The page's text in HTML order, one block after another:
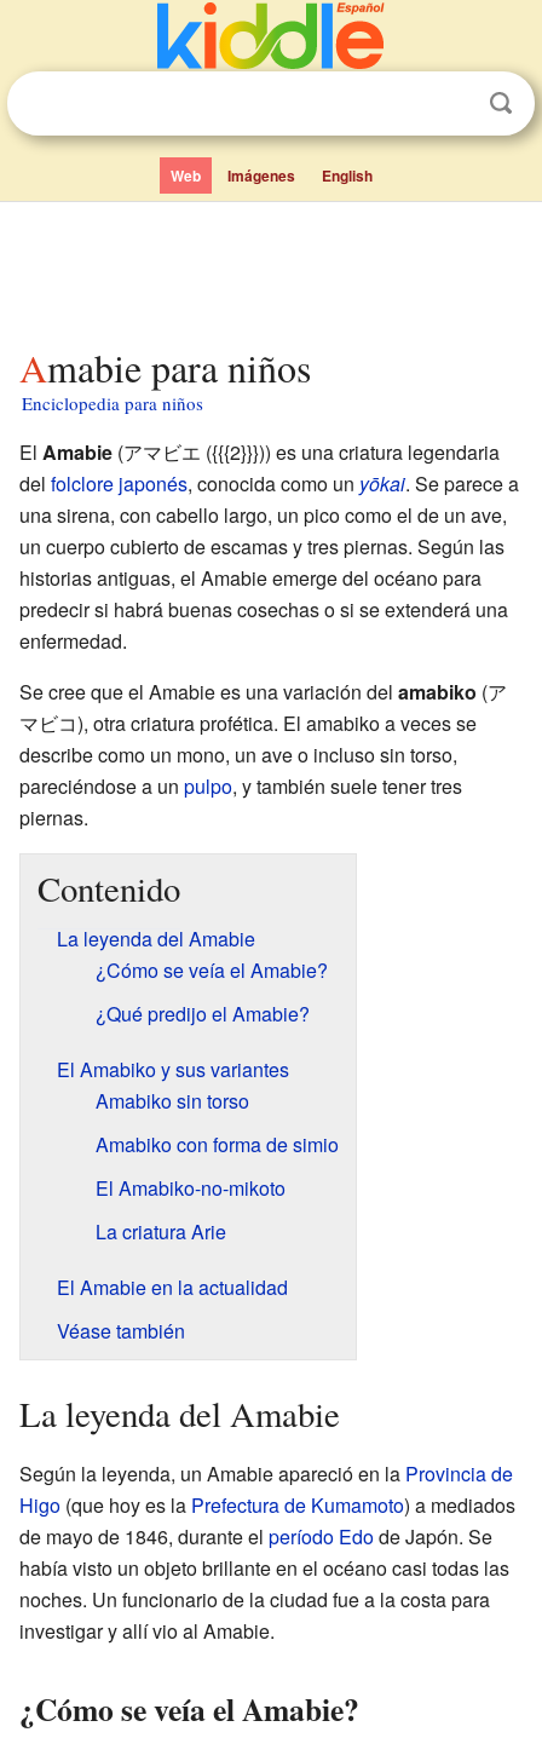
Web Imágenes English
Amabie para niños
Enciclopedia para niños
El Amabie (アマビエ ({{{2}}})) es una criatura legendaria
del folclore japonés, conocida como un yōkai. Se parece a
una sirena, con cabello largo, un pico como el de un ave,
un cuerpo cubierto de escamas y tres piernas. Según las
historias antiguas, el Amabie emerge del océano para
predecir si habrá buenas cosechas o si se extenderá una
enfermedad.
Se cree que el Amabie es una variación del amabiko (ア
マビコ), otra criatura profética. El amabiko a veces se
describe como un mono, un ave o incluso sin torso,
pareciéndose a un pulpo, y también suele tener tres
piernas.
Contenido
La leyenda del Amabie
¿Cómo se veía el Amabie?
¿Qué predijo el Amabie?
El Amabiko y sus variantes
Amabiko sin torso
Amabiko con forma de simio
El Amabiko-no-mikoto
La criatura Arie
El Amabie en la actualidad
Véase también
La leyenda del Amabie
Según la leyenda, un Amabie apareció en la Provincia de
Higo (que hoy es la Prefectura de Kumamoto) a mediados
de mayo de 1846, durante el período Edode Japón. Se
había visto un objeto brillante en el océano casi todas las
noches. Un funcionario de la ciudad fue a la costa para
investigar y allí vio al Amabie.
¿Cómo se veía el Amabie?